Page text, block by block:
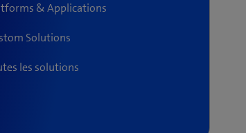
& Applications
Solutions
les solutions